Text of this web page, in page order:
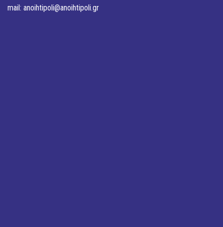
mail: anoihtipoli@anoihtipoli.gr